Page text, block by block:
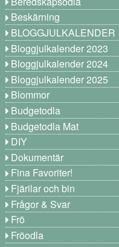
Beskärning
BLOGGJULKALENDER
Bloggjulkalender 2023
Bloggjulkalender 2024
Bloggjulkalender 2025
Blommor
Budgetodla
Budgetodla Mat
DIY
Dokumentär
Fina Favoriter!
Fjärilar och bin
Frågor & Svar
Frö
Fröodla